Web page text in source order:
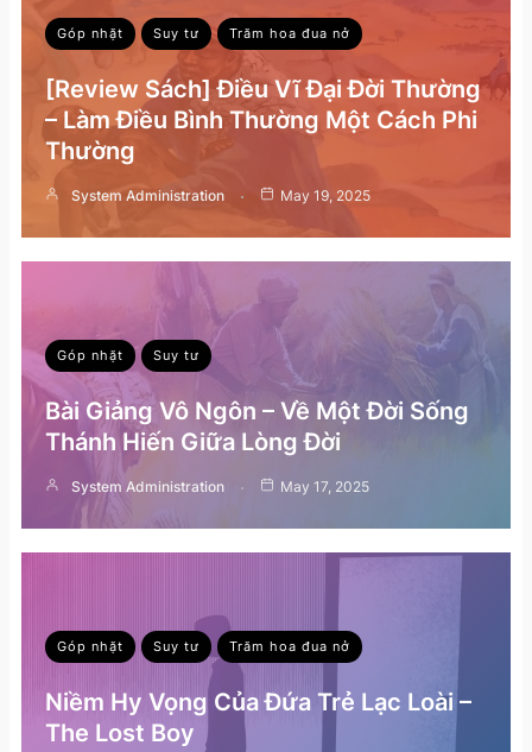
Góp nhặt Suy tư Trăm hoa đua nở
[Review Sách] Điều Vĩ Đại Đời Thường
– Làm Điều Bình Thường Một Cách Phi
Thường
System Administration May 19, 2025
Góp nhặt Suy tư
Bài Giảng Vô Ngôn – Về Một Đời Sống
Thánh Hiến Giữa Lòng Đời
System Administration May 17, 2025
Góp nhặt Suy tư Trăm hoa đua nở
Niềm Hy Vọng Của Đứa Trẻ Lạc Loài –
The Lost Boy